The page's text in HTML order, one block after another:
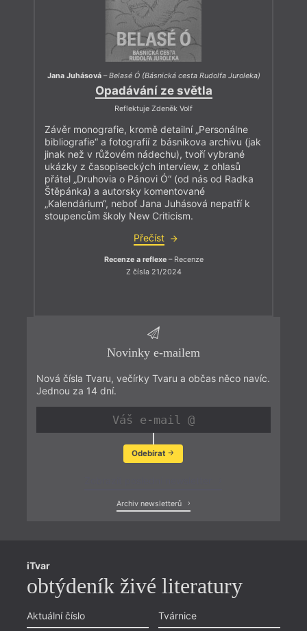
Jana Juhásová–Belasé Ó (Básnická cesta Rudolfa Juroleka)
Opadávání ze světla
Reflektuje Zdeněk Volf
Závěr monografie, kromě detailní „Personálne
bibliografie“ a fotografií z básníkova archivu (jak
jinak než v růžovém nádechu), tvoří vybrané
ukázky z časopiseckých interview, z ohlasů
přátel „Druhovia o Pánovi Ó“ (od nás od Radka
Štěpánka) a autorsky komentované
„Kalendárium“, neboť Jana Juhásová nepatří k
stoupencům školy New Criticism.
Přečíst
Recenze a reflexe– Recenze
Z čísla 21/2024
Novinky e-mailem
Nová čísla Tvaru, večírky Tvaru a občas něco navíc.
Jednou za 14 dní.
Odebírat
Archiv newsletterů
iTvar
obtýdeník živé literatury
Aktuální číslo
Tvárnice